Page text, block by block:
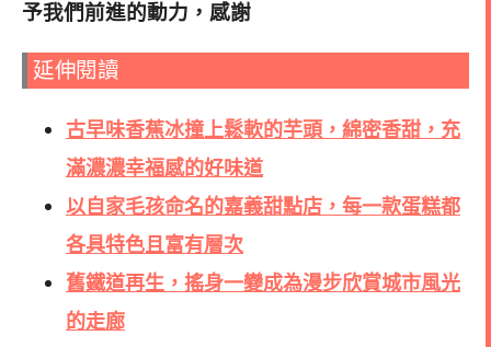
予我們前進的動力，感謝
延伸閱讀
古早味香蕉冰撞上鬆軟的芋頭，綿密香甜，充
滿濃濃幸福感的好味道
以自家毛孩命名的嘉義甜點店，每一款蛋糕都
各具特色且富有層次
舊鐵道再生，搖身一變成為漫步欣賞城市風光
的走廊